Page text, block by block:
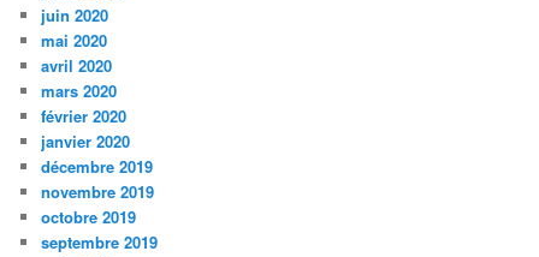
juin 2020
mai 2020
avril 2020
mars 2020
février 2020
janvier 2020
décembre 2019
novembre 2019
octobre 2019
septembre 2019